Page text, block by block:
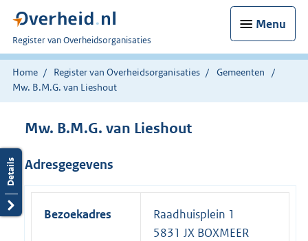
Menu
U
bent
nu
hier:
Register van Overheidsorganisaties
Home Register van Overheidsorganisaties
Gemeenten
Mw. B.M.G. van Lieshout
Mw. B.M.G. van Lieshout
Adresgegevens
Bezoekadres
Raadhuisplein 1
5831 JX BOXMEER